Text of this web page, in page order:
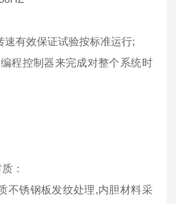
速有效保证试验按标准运行;
程控制器来完成对整个系统时
：
不锈钢板发纹处理,内胆材料采